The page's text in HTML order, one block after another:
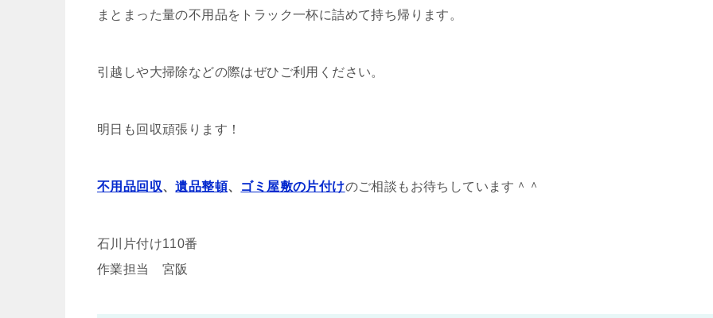
まとまった量の不用品をトラック一杯に詰めて持ち帰ります。
引越しや大掃除などの際はぜひご利用ください。
明日も回収頑張ります！
不用品回収、遺品整頓、 ゴミ屋敷の片付けのご相談もお待ちしています＾＾
石川片付け110番
作業担当 宮阪